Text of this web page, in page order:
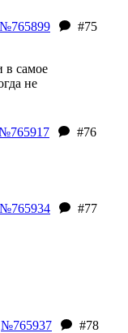
№765899
#75
в самое
не
#76
№765934
#77
№765937
#78